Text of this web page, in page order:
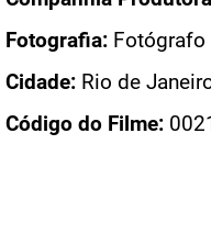
Fotografia:
Cidade: Rio de
Código do Filme: